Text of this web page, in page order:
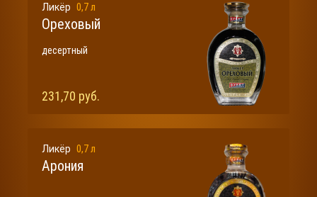
Ликёр 0,7 л
Ореховый
десертный
231,70 руб.
Ликёр 0,7 л
Арония